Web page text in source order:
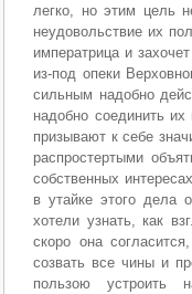
легко, но этим цель
неудовольствие их
императрица и
из-под опеки
сильным надобно
надобно соединить
призывают к себе
распростертыми
собственных
в утайке этого дела
хотели узнать, как
скоро она
созвать все чины и
пользою устроить